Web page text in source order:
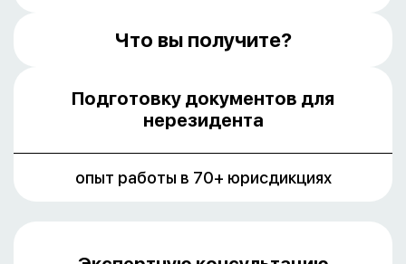
Что вы получите?
Подготовку документов для
нерезидента
опыт работы в 70+ юрисдикциях